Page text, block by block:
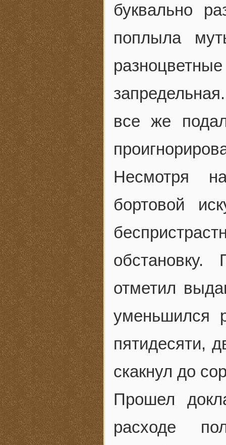
буквально
поплыла
все же
Несмотря
бортовой
отметил
уменьшился
пятидесяти,
скакнул до
Прошел
расходе